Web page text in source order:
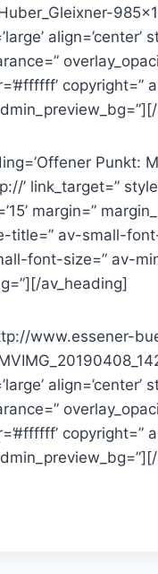
copyright=”
Punkt:
’ link_target=”
margin=”
title=” av-small-
font-size=” av-
av_heading]
www.essener-
copyright=”